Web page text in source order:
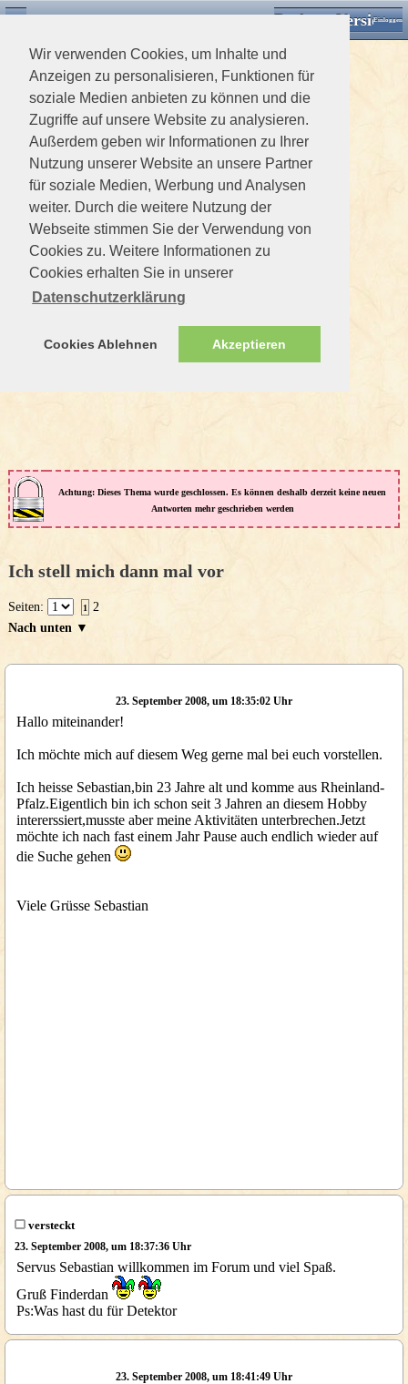
Wir verwenden Cookies, um Inhalte und
Anzeigen zu personalisieren, Funktionen für
soziale Medien anbieten zu können und die
Zugriffe auf unsere Website zu analysieren.
Außerdem geben wir Informationen zu Ihrer
Nutzung unserer Website an unsere Partner
für soziale Medien, Werbung und Analysen
weiter. Durch die weitere Nutzung der
Webseite stimmen Sie der Verwendung von
Cookies zu. Weitere Informationen zu
Cookies erhalten Sie in unserer
Datenschutzerklärung
Cookies Ablehnen Akzeptieren
Desktop VersionEinloggen
Achtung: Dieses Thema wurde geschlossen. Es können deshalb derzeit keine neuen
Antworten mehr geschrieben werden
Ich stell mich dann mal vor
Seiten: 1
2
Nach unten ▼
23. September 2008, um 18:35:02 Uhr
Hallo miteinander!
Ich möchte mich auf diesem Weg gerne mal bei euch vorstellen.
Ich heisse Sebastian,bin 23 Jahre alt und komme aus Rheinland-
Pfalz.Eigentlich bin ich schon seit 3 Jahren an diesem Hobby
intererssiert,musste aber meine Aktivitäten unterbrechen.Jetzt
möchte ich nach fast einem Jahr Pause auch endlich wieder auf
die Suche gehen
Viele Grüsse Sebastian
versteckt
23. September 2008, um 18:37:36 Uhr
Servus Sebastian willkommen im Forum und viel Spaß.
Gruß Finderdan
Ps:Was hast du für Detektor
23. September 2008, um 18:41:49 Uhr